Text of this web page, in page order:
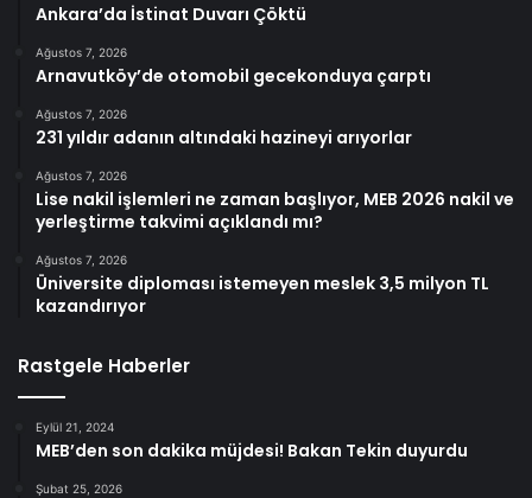
Ankara’da İstinat Duvarı Çöktü
Ağustos 7, 2026
Arnavutköy’de otomobil gecekonduya çarptı
Ağustos 7, 2026
231 yıldır adanın altındaki hazineyi arıyorlar
Ağustos 7, 2026
Lise nakil işlemleri ne zaman başlıyor, MEB 2026 nakil ve
yerleştirme takvimi açıklandı mı?
Ağustos 7, 2026
Üniversite diploması istemeyen meslek 3,5 milyon TL
kazandırıyor
Rastgele Haberler
Eylül 21, 2024
MEB’den son dakika müjdesi! Bakan Tekin duyurdu
Şubat 25, 2026